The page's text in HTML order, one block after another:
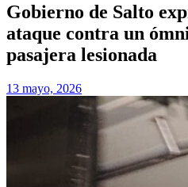
Gobierno de Salto
ataque contra un
pasajera lesionada
13 mayo, 2026